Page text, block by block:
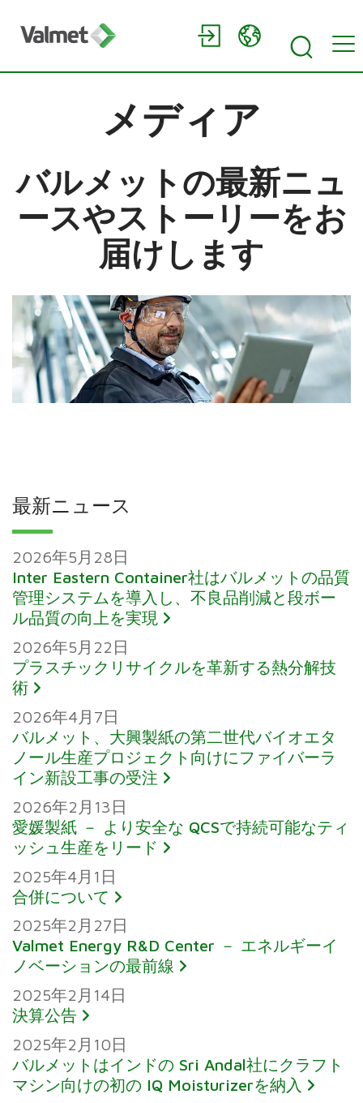
メディア
バルメットの最新ニュ
ースやストーリーをお
届けします
最新ニュース
2026年5月28日
Inter Eastern Container社はバルメットの品質
管理システムを導入し、不良品削減と段ボー
ル品質の向上を実現
2026年5月22日
プラスチックリサイクルを革新する熱分解技
術
2026年4月7日
バルメット、大興製紙の第二世代バイオエタ
ノール生産プロジェクト向けにファイバーラ
イン新設工事の受注
2026年2月13日
愛媛製紙 － より安全な QCSで持続可能なティ
ッシュ生産をリード
2025年4月1日
合併について
2025年2月27日
Valmet Energy R&D Center － エネルギーイ
ノベーションの最前線
2025年2月14日
決算公告
2025年2月10日
バルメットはインドの Sri Andal社にクラフト
マシン向けの初の IQ Moisturizerを納入